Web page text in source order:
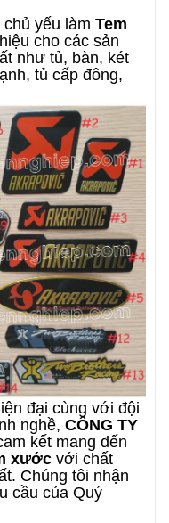
yếu làm Tem
cho các sản
như tủ, bàn, két
tủ cấp đông,
đại cùng với đội
nghề, CÔNG TY
kết mang đến
xước với chất
Chúng tôi nhận
cầu của Quý